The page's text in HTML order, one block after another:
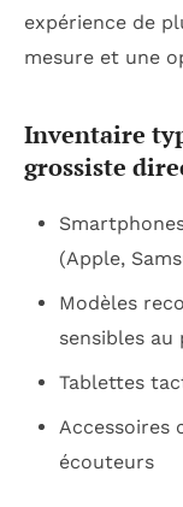
expérience de
mesure et une
Inventaire
grossiste
(Apple,
Modèles
sensibles au
Tablettes
Accessoires
écouteurs